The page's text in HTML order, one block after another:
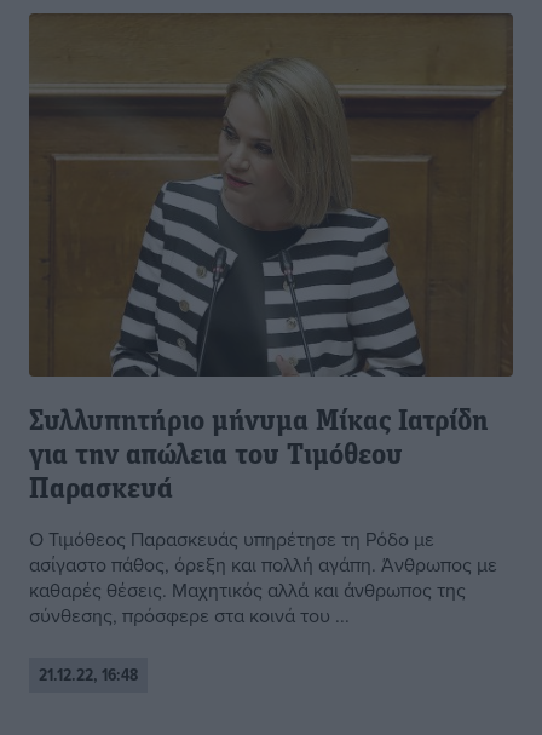
Συλλυπητήριο μήνυμα Μίκας Ιατρίδη
για την απώλεια του Τιμόθεου
Παρασκευά
Ο Τιμόθεος Παρασκευάς υπηρέτησε τη Ρόδο με
ασίγαστο πάθος, όρεξη και πολλή αγάπη. Άνθρωπος με
καθαρές θέσεις. Μαχητικός αλλά και άνθρωπος της
σύνθεσης, πρόσφερε στα κοινά του ...
21.12.22, 16:48